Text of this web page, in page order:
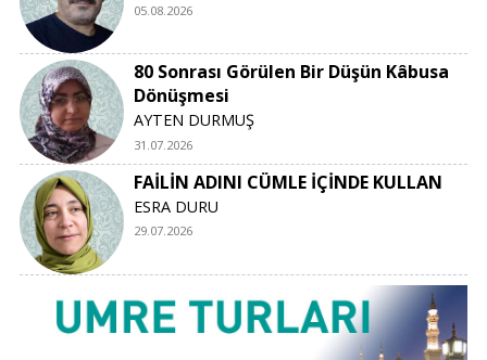
05.08.2026
80 Sonrası Görülen Bir Düşün Kâbusa
Dönüşmesi
AYTEN DURMUŞ
31.07.2026
FAİLİN ADINI CÜMLE İÇİNDE KULLAN
ESRA DURU
29.07.2026